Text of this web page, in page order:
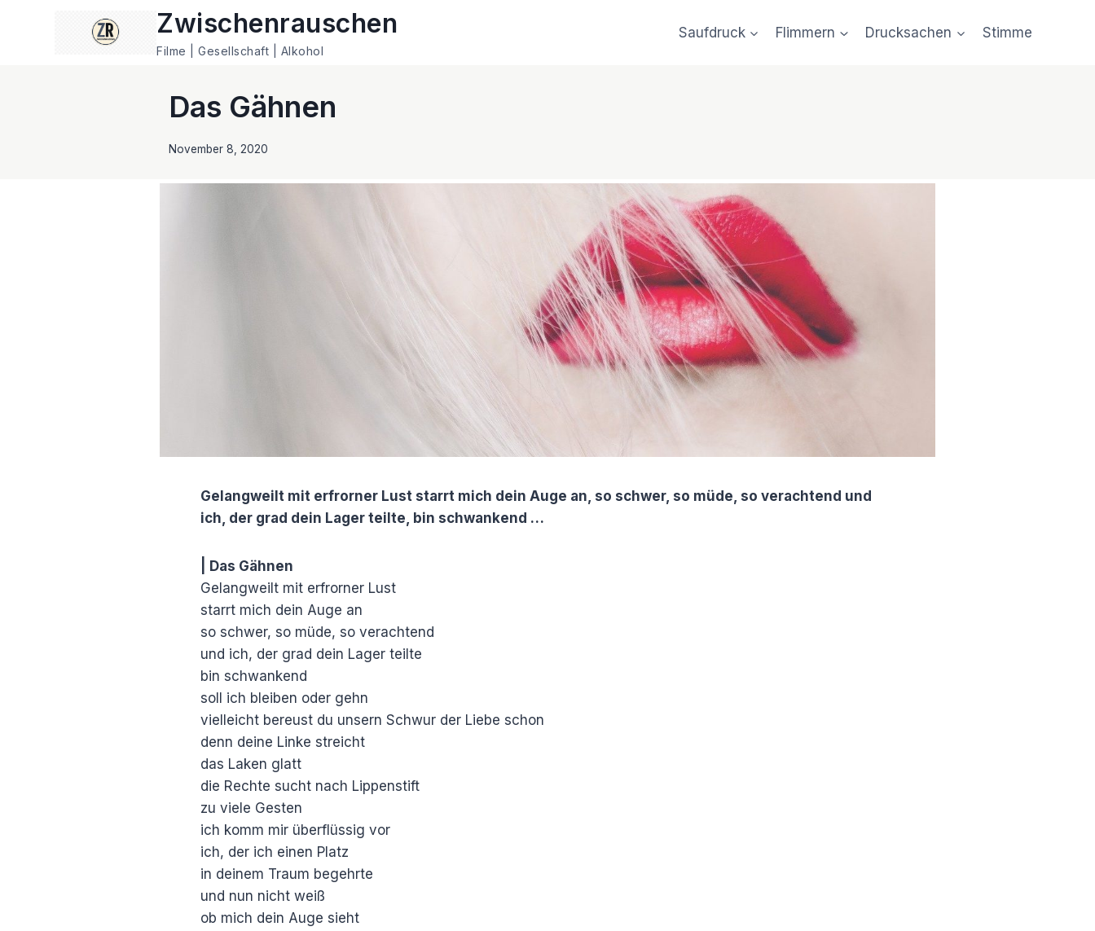
Zwischenrauschen
Filme | Gesellschaft | Alkohol
Saufdruck Flimmern Drucksachen Stimme
Das Gähnen
November 8, 2020
Gelangweilt mit erfrorner Lust starrt mich dein Auge an, so schwer, so müde, so verachtend und
ich, der grad dein Lager teilte, bin schwankend …
| Das Gähnen
Gelangweilt mit erfrorner Lust
starrt mich dein Auge an
so schwer, so müde, so verachtend
und ich, der grad dein Lager teilte
bin schwankend
soll ich bleiben oder gehn
vielleicht bereust du unsern Schwur der Liebe schon
denn deine Linke streicht
das Laken glatt
die Rechte sucht nach Lippenstift
zu viele Gesten
ich komm mir überflüssig vor
ich, der ich einen Platz
in deinem Traum begehrte
und nun nicht weiß
ob mich dein Auge sieht